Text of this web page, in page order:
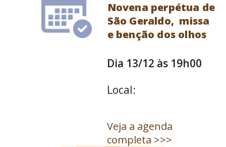
Novena perpétua de
São Geraldo, missa
e benção dos olhos
Dia 13/12 às 19h00
Local:
Veja a agenda
completa >>>